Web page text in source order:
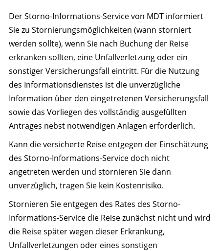
Der Storno-Informations-Service von MDT informiert
Sie zu Stornierungsmöglichkeiten (wann storniert
werden sollte), wenn Sie nach Buchung der Reise
erkranken sollten, eine Unfallverletzung oder ein
sonstiger Versicherungsfall eintritt. Für die Nutzung
des Informationsdienstes ist die unverzügliche
Information über den eingetretenen Versicherungsfall
sowie das Vorliegen des vollständig ausgefüllten
Antrages nebst notwendigen Anlagen erforderlich.
Kann die versicherte Reise entgegen der Einschätzung
des Storno-Informations-Service doch nicht
angetreten werden und stornieren Sie dann
unverzüglich, tragen Sie kein Kostenrisiko.
Stornieren Sie entgegen des Rates des Storno-
Informations-Service die Reise zunächst nicht und wird
die Reise später wegen dieser Erkrankung,
Unfallverletzungen oder eines sonstigen